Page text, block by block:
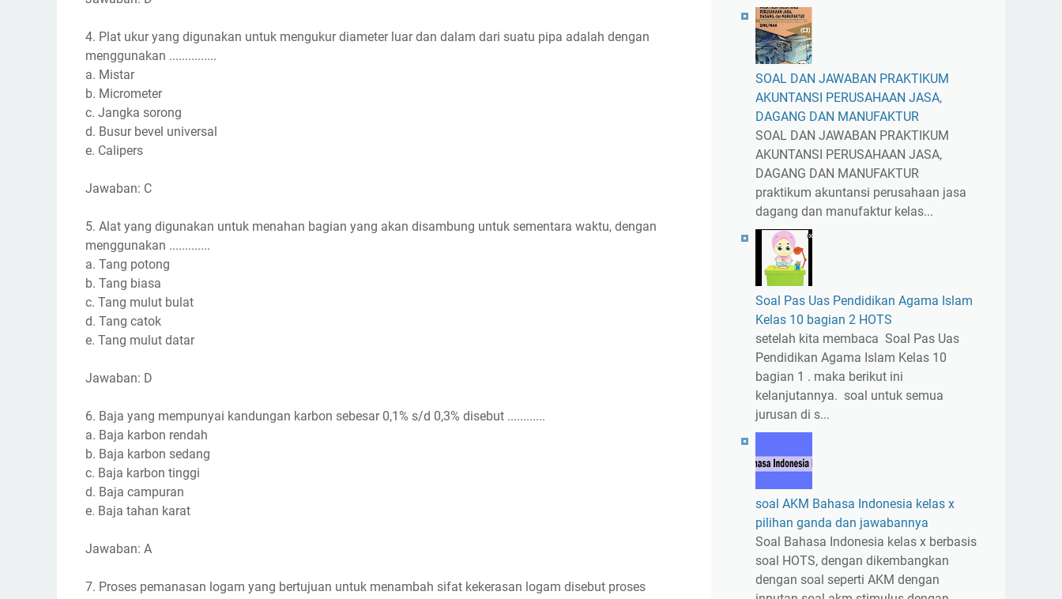
4. Plat ukur yang digunakan untuk mengukur diameter luar dan dalam dari suatu pipa adalah dengan
menggunakan ...............
a. Mistar
b. Micrometer
c. Jangka sorong
d. Busur bevel universal
e. Calipers
Jawaban: C
5. Alat yang digunakan untuk menahan bagian yang akan disambung untuk sementara waktu, dengan
menggunakan .............
a. Tang potong
b. Tang biasa
c. Tang mulut bulat
d. Tang catok
e. Tang mulut datar
Jawaban: D
6. Baja yang mempunyai kandungan karbon sebesar 0,1% s/d 0,3% disebut ............
a. Baja karbon rendah
b. Baja karbon sedang
c. Baja karbon tinggi
d. Baja campuran
e. Baja tahan karat
Jawaban: A
7. Proses pemanasan logam yang bertujuan untuk menambah sifat kekerasan logam disebut proses
SOAL DAN JAWABAN PRAKTIKUM
AKUNTANSI PERUSAHAAN JASA,
DAGANG DAN MANUFAKTUR
SOAL DAN JAWABAN PRAKTIKUM
AKUNTANSI PERUSAHAAN JASA,
DAGANG DAN MANUFAKTUR
praktikum akuntansi perusahaan jasa
dagang dan manufaktur kelas...
Soal Pas Uas Pendidikan Agama Islam
Kelas 10 bagian 2 HOTS
setelah kita membaca Soal Pas Uas
Pendidikan Agama Islam Kelas 10
bagian 1 . maka berikut ini
kelanjutannya. soal untuk semua
jurusan di s...
soal AKM Bahasa Indonesia kelas x
pilihan ganda dan jawabannya
Soal Bahasa Indonesia kelas x berbasis
soal HOTS, dengan dikembangkan
dengan soal seperti AKM dengan